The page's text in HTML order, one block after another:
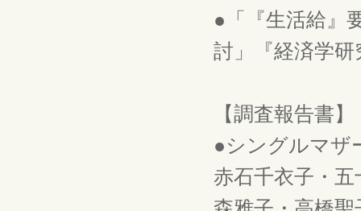
●「『生活給』
討」『経済学
【調査報告書】
●シングルマザ
赤石千衣子・